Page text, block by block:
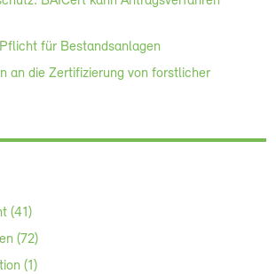
für Bestandsanlagen
an die Zertifizierung von forstlicher
(41)
(72)
(1)